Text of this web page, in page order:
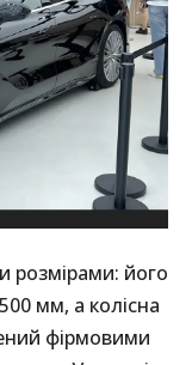
розмірами: його
мм, а колісна
фірмовими